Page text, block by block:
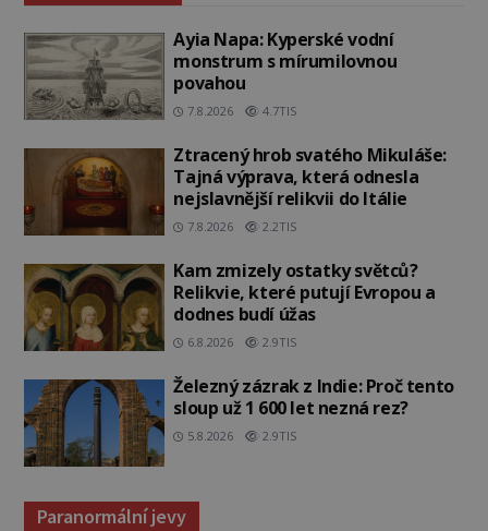
Ayia Napa: Kyperské vodní
monstrum s mírumilovnou
povahou
7.8.2026 4.7TIS
Ztracený hrob svatého Mikuláše:
Tajná výprava, která odnesla
nejslavnější relikvii do Itálie
7.8.2026 2.2TIS
Kam zmizely ostatky světců?
Relikvie, které putují Evropou a
dodnes budí úžas
6.8.2026 2.9TIS
Železný zázrak z Indie: Proč tento
sloup už 1 600 let nezná rez?
5.8.2026 2.9TIS
Paranormální jevy